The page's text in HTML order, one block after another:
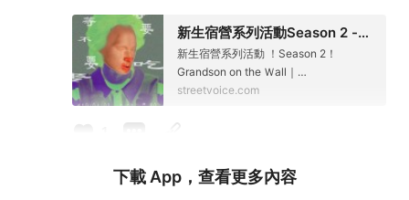
日期：2024/04/20（Sat.)
*18:30入場
*19:00開演
活動免門票，敬請提早入場
#plana#postrock
新生宿營系列活動Season 2 -
等等要不要吃麥當勞
新生宿營系列活動 ！Season 2！
Grandson on the Ｗall｜
murmurblurblur｜工一計劃地點：清大
2024/04/20*18:30入場*19:
streetvoice.com
下載 App，查看更多內容